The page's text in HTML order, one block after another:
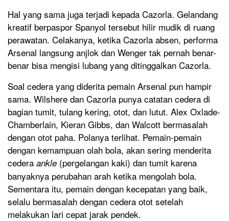
Hal yang sama juga terjadi kepada Cazorla. Gelandang
kreatif berpaspor Spanyol tersebut hilir mudik di ruang
perawatan. Celakanya, ketika Cazorla absen, performa
Arsenal langsung anjlok dan Wenger tak pernah benar-
benar bisa mengisi lubang yang ditinggalkan Cazorla.
Soal cedera yang diderita pemain Arsenal pun hampir
sama. Wilshere dan Cazorla punya catatan cedera di
bagian tumit, tulang kering, otot, dan lutut. Alex Oxlade-
Chamberlain, Kieran Gibbs, dan Walcott bermasalah
dengan otot paha. Polanya terlihat. Pemain-pemain
dengan kemampuan olah bola, akan sering menderita
cedera ankle (pergelangan kaki) dan tumit karena
banyaknya perubahan arah ketika mengolah bola.
Sementara itu, pemain dengan kecepatan yang baik,
selalu bermasalah dengan cedera otot setelah
melakukan lari cepat jarak pendek.